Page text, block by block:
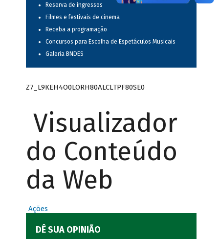
Reserva de ingressos
Filmes e festivais de cinema
Receba a programação
Concursos para Escolha de Espetáculos Musicais
Galeria BNDES
Z7_L9KEH4O0LORH80ALCLTPF80SE0
Visualizador
do Conteúdo
da Web
Ações
DÊ SUA OPINIÃO